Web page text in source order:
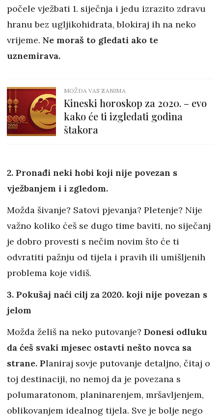
počele vježbati 1. siječnja i jedu izrazito zdravu
hranu bez ugljikohidrata, blokiraj ih na neko
vrijeme. Ne moraš to gledati ako te
uznemirava.
MOŽDA VAS ZANIMA
Kineski horoskop za 2020. – evo
kako će ti izgledati godina
štakora
2. Pronađi neki hobi koji nije povezan s
vježbanjem i i zgledom.
Možda šivanje? Satovi pjevanja? Pletenje? Nije
važno koliko ćeš se dugo time baviti, no siječanj
je dobro provesti s nečim novim što će ti
odvratiti pažnju od tijela i pravih ili umišljenih
problema koje vidiš.
3. Pokušaj naći cilj za 2020. koji nije povezan s
jelom
Možda želiš na neko putovanje? Donesi odluku
da ćeš svaki mjesec ostavti nešto novca sa
strane. Planiraj sovje putovanje detaljno, čitaj o
toj destinaciji, no nemoj da je povezana s
polumaratonom, planinarenjem, mršavljenjem,
oblikovanjem idealnog tijela. Sve je bolje nego